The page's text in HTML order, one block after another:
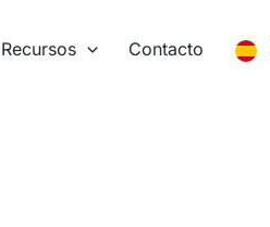
Recursos Contacto